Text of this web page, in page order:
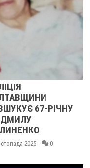
ОБЛАСТІ
РОЗШУКУЮТЬ
РІЧНУ ЗОЮ
14 листопада 2025